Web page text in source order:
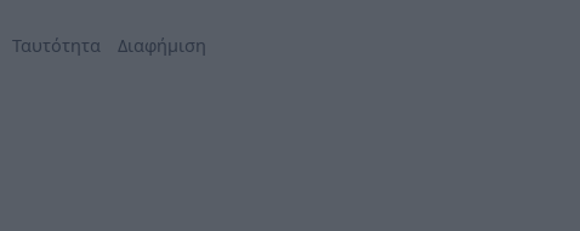
Ταυτότητα Διαφήμιση